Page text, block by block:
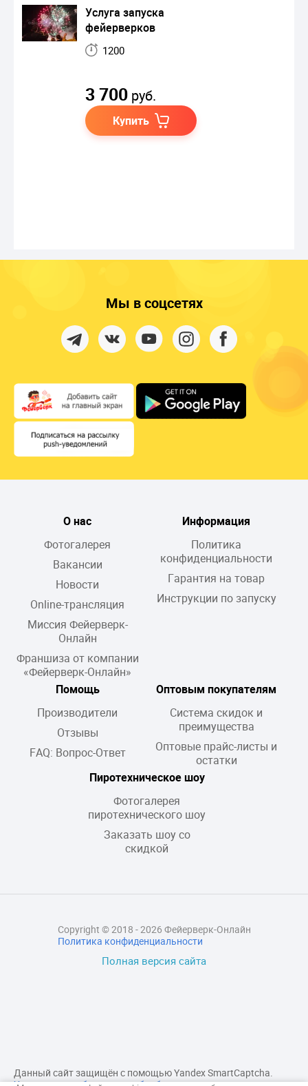
Услуга запуска
фейерверков
1200
3 700 руб.
Купить
Мы в соцсетях
О нас
Фотогалерея
Вакансии
Новости
Online-трансляция
Миссия Фейерверк-
Онлайн
Франшиза от компании
«Фейерверк-Онлайн»
Информация
Политика
конфиденциальности
Гарантия на товар
Инструкции по запуску
Помощь
Производители
Отзывы
FAQ: Вопрос-Ответ
Оптовым покупателям
Система скидок и
преимущества
Оптовые прайс-листы и
остатки
Пиротехническое шоу
Фотогалерея
пиротехнического шоу
Заказать шоу со
скидкой
Полная версия сайта
Copyright © 2018 - 2026 Фейерверк-Онлайн
Политика конфиденциальности
Данный сайт защищён с помощью Yandex SmartCaptcha.